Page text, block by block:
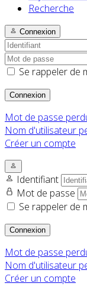
Recherche
Connexion
Se rappeler de
Connexion
Mot de passe
Nom d'utilisateur
Créer un compte
Identifiant
Mot de passe
Se rappeler de
Connexion
Mot de passe
Nom d'utilisateur
Créer un compte